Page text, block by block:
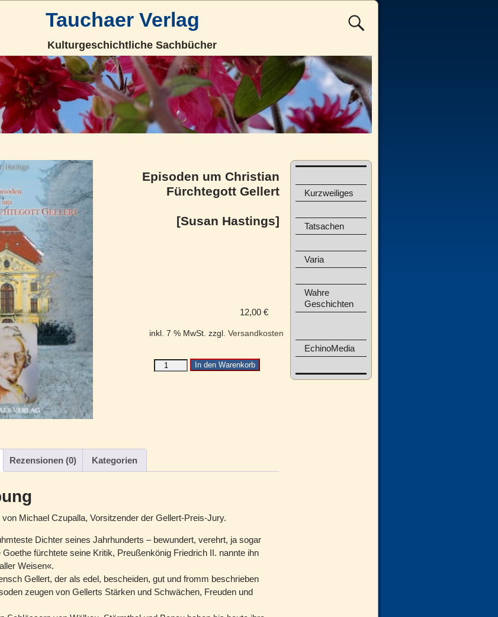
Tauchaer Verlag
Kulturgeschichtliche Sachbücher
Episoden um Christian
Fürchtegott Gellert
[Susan Hastings]
12,00€
inkl. 7 % MwSt. zzgl.Versandkosten
In den Warenkorb
Rezensionen (0) Kategorien
Michael Czupalla, Vorsitzender der Gellert-Preis-Jury.
Dichter seines Jahrhunderts – bewundert, verehrt, ja sogar
Goethe fürchtete seine Kritik, Preußenkönig Friedrich II. nannte ihn
Weisen«.
Gellert, der als edel, bescheiden, gut und fromm beschrieben
zeugen von Gellerts Stärken und Schwächen, Freuden und
Kurzweiliges
Tatsachen
Varia
Wahre
Geschichten
EchinoMedia